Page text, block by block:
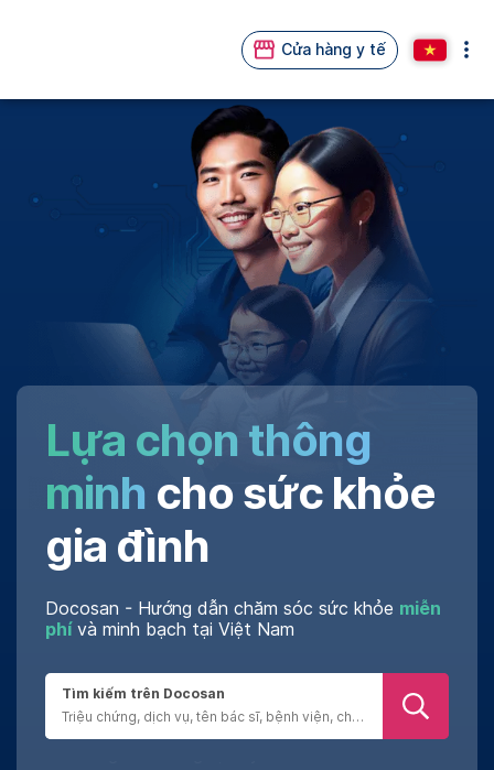
Cửa hàng y tế
Lựa chọn thông
minh cho sức khỏe
gia đình
Docosan - Hướng dẫn chăm sóc sức khỏe miễn
phívà minh bạch tại Việt Nam
Tìm kiếm trên Docosan